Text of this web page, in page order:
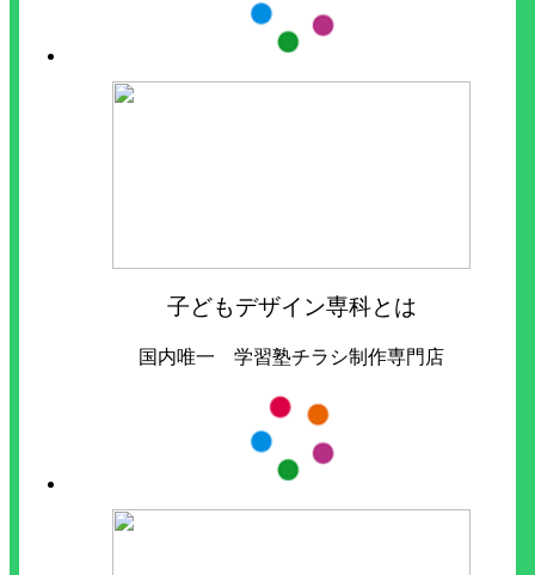
子どもデザイン専科とは
国内唯一 学習塾チラシ制作専門店